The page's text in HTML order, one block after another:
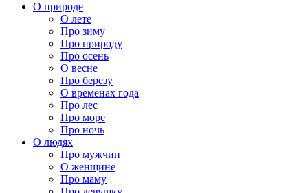
О природе
О лете
Про зиму
Про природу
Про осень
О весне
Про березу
О временах года
Про лес
Про море
Про ночь
О людях
Про мужчин
О женщине
Про маму